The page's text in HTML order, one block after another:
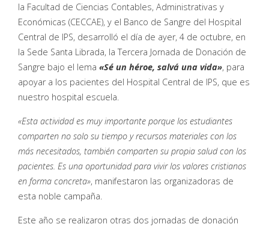
la Facultad de Ciencias Contables, Administrativas y
Económicas (CECCAE), y el Banco de Sangre del Hospital
Central de IPS, desarrolló el día de ayer, 4 de octubre, en
la Sede Santa Librada, la Tercera Jornada de Donación de
Sangre bajo el lema «Sé un héroe, salvá una vida», para
apoyar a los pacientes del Hospital Central de IPS, que es
nuestro hospital escuela.
«Esta actividad es muy importante porque los estudiantes
comparten no solo su tiempo y recursos materiales con los
más necesitados, también comparten su propia salud con los
pacientes. Es una oportunidad para vivir los valores cristianos
en forma concreta», manifestaron las organizadoras de
esta noble campaña.
Este año se realizaron otras dos jornadas de donación